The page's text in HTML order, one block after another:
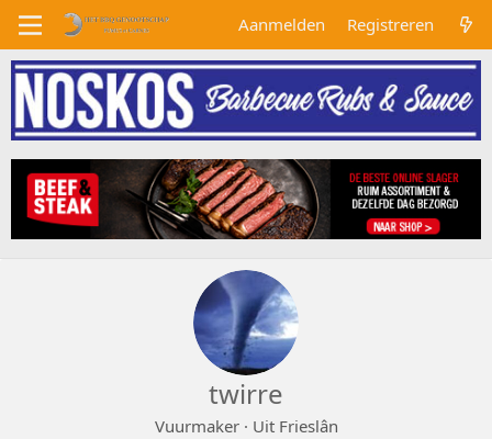
Aanmelden Registreren
twirre
Vuurmaker · Uit Frieslân